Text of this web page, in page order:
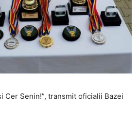
Cer Senin!”, transmit oficialii Bazei